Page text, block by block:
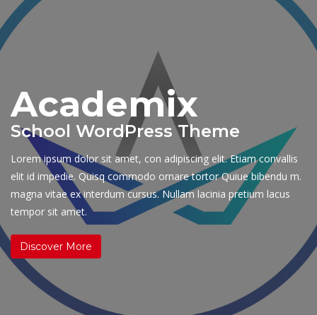
Academix
School WordPress Theme
Lorem ipsum dolor sit amet, con adipiscing elit. Etiam convallis
elit id impedie. Quisq commodo ornare tortor Quiue bibendu m.
magna vitae ex interdum cursus. Nullam lacinia pretium lacus
tempor sit amet.
Discover More